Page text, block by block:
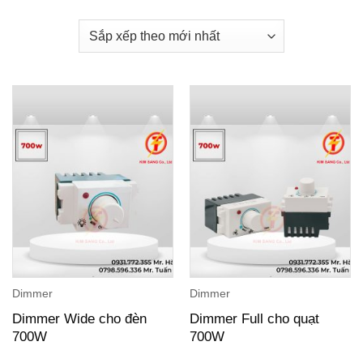
Dimmer
Dimmer Wide cho đèn
700W
Dimmer
Dimmer Full cho quạt
700W